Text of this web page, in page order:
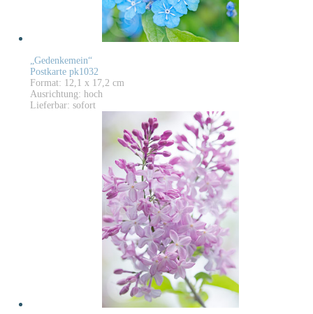
„Gedenkemein“
Postkarte pk1032
Format: 12,1 x 17,2 cm
Ausrichtung: hoch
Lieferbar: sofort